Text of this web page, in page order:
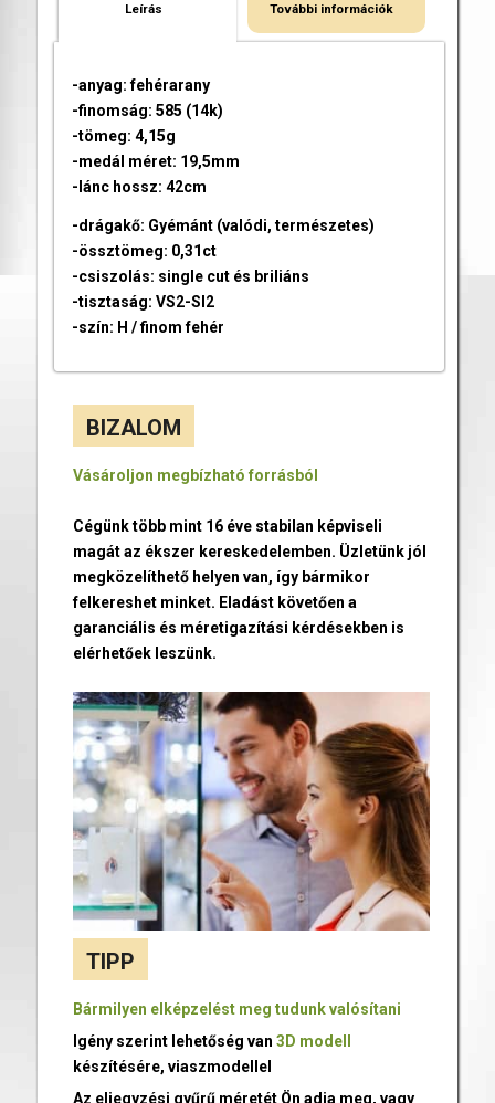
Leírás További információk
-anyag: fehérarany
-finomság: 585 (14k)
-tömeg: 4,15g
-medál méret: 19,5mm
-lánc hossz: 42cm
-drágakő: Gyémánt (valódi, természetes)
-össztömeg: 0,31ct
-csiszolás: single cut és briliáns
-tisztaság: VS2-SI2
-szín: H / finom fehér
BIZALOM
Vásároljon megbízható forrásból
Cégünk több mint 16 éve stabilan képviseli
magát az ékszer kereskedelemben. Üzletünk jól
megközelíthető helyen van, így bármikor
felkereshet minket. Eladást követően a
garanciális és méretigazítási kérdésekben is
elérhetőek leszünk.
TIPP
Bármilyen elképzelést meg tudunk valósítani
Igény szerint lehetőség van 3D modell
készítésére, viaszmodellel
Az eljegyzési gyűrű méretét Ön adja meg, vagy